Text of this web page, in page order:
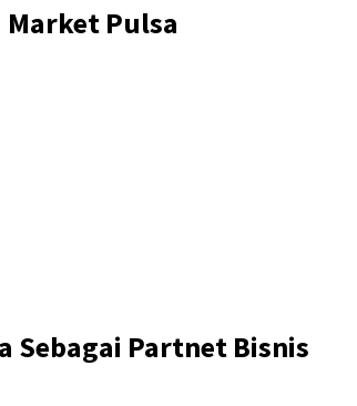
Pulsa
Sebagai Partnet Bisnis